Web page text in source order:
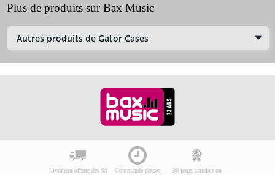
Plus de produits sur Bax Music
Autres produits de Gator Cases
Livraison offerte dès 99
Commande passée
30 jours satisfait ou